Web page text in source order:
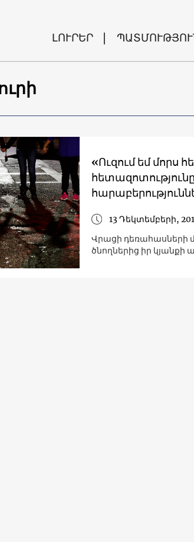
ԼՈՒՐԵՐ
«Ուզում եմ մորս
13 Դեկտեմբերի,
Վրացի դեռահասների
ծնողներից իր կյանքի